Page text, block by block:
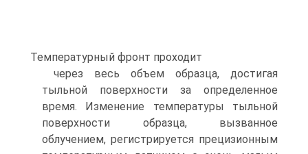
Температурный фронт проходит
через весь объем образца, достигая
тыльной поверхности за определенное
время. Изменение температуры тыльной
поверхности образца, вызванное
облучением, регистрируется прецизионным